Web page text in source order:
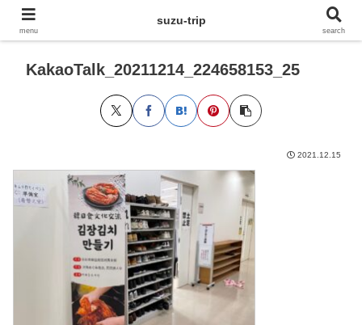
KakaoTalk_20211214_224658153_25
2021.12.15
menu
suzu-trip
search